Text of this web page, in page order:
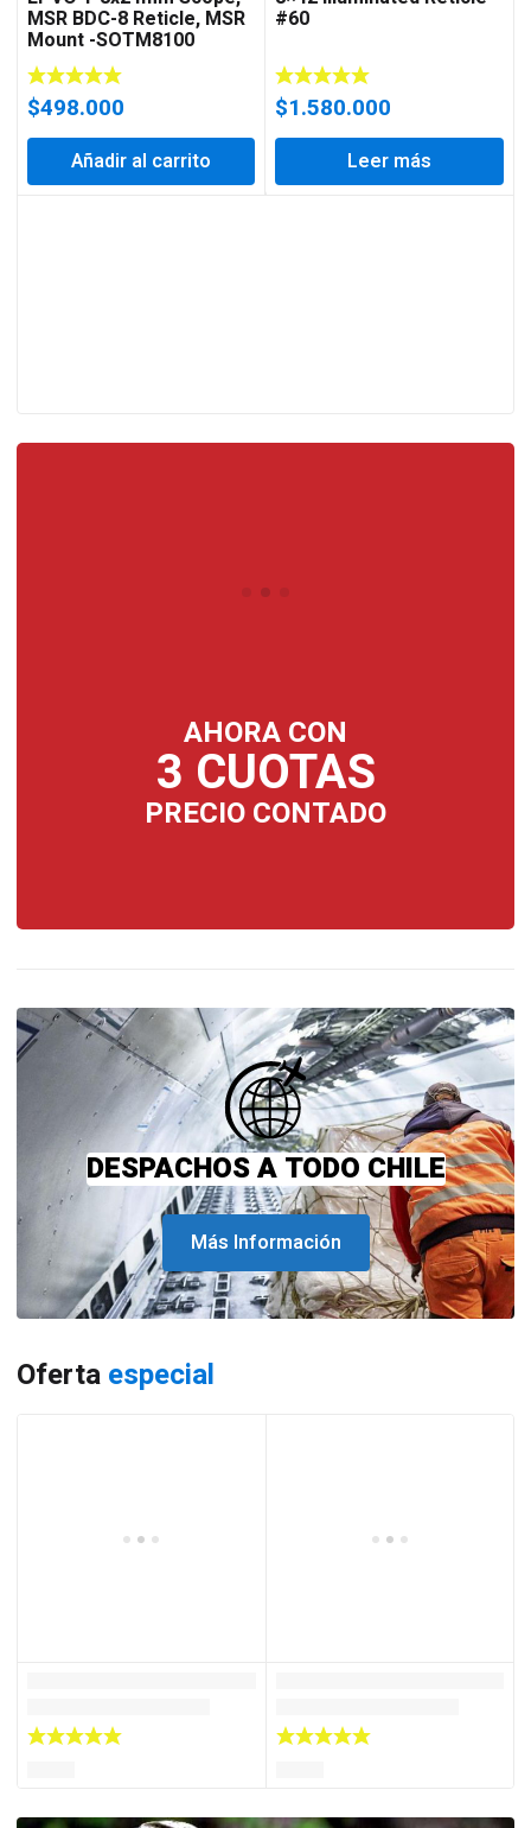
AHORA CON
3 CUOTAS
PRECIO CONTADO
DESPACHOS A TODO CHILE
Más Información
Oferta especial
MSR BDC-8 Reticle, MSR
Mount -SOTM8100
$498.000
Añadir al carrito
#60
$1.580.000
Leer más